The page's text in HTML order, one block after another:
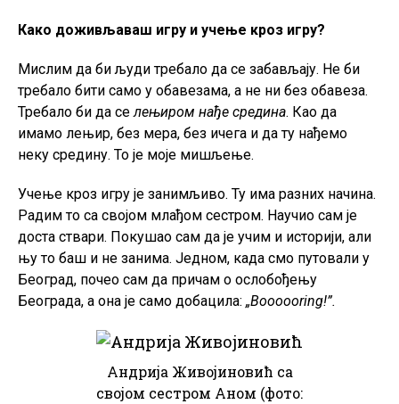
Како доживљаваш игру и учење кроз игру?
Мислим да би људи требало да се забављају. Не би
требало бити само у обавезама, а не ни без обавеза.
Требало би да селењиром нађе средина. Као да
имамо лењир, без мера, без ичега и да ту нађемо
неку средину. То је моје мишљење.
Учење кроз игру је занимљиво. Ту има разних начина.
Радим то са својом млађом сестром. Научио сам је
доста ствари. Покушао сам да је учим и историји, али
њу то баш и не занима. Једном, када смо путовали у
Београд, почео сам да причам о ослобођењу
Београда, а она је само добацила: „Boooooring!”.
Андрија Живојиновић са
својом сестром Аном (фото: